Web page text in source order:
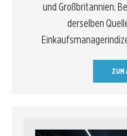
und Großbritannien.
derselben
ZUM